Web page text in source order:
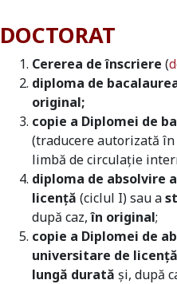
DOCTORAT
Cererea de înscriere (
diploma de
original;
copie a Diplomei de
(traducere autorizată
limbă de circulație
diploma de absolvire
licență (ciclul I) sau a
după caz,în original;
copie a Diplomei de
universitare de licență
lungă durată și, după